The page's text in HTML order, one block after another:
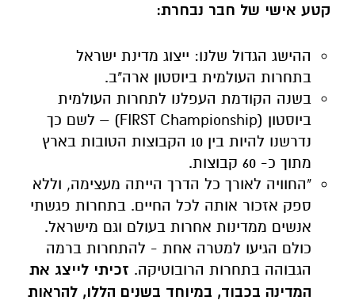
קטע אישי של חבר נבחרת:
ההישג הגדול שלנו: ייצוג מדינת ישראל
בתחרות העולמית ביוסטון ארה"ב.
בשנה הקודמת העפלנו לתחרות העולמית
ביוסטון (FIRST Championship) – לשם כך
נדרשנו להיות בין 10 הקבוצות הטובות בארץ
מתוך כ- 60 קבוצות.
"החוויה לאורך כל הדרך הייתה מעצימה, וללא
ספק אזכור אותה לכל החיים. בתחרות פגשתי
אנשים ממדינות אחרות בעולם וגם מישראל.
כולם הגיעו למטרה אחת - להתחרות ברמה
הגבוהה בתחרות הרובוטיקה. זכיתי לייצג את
המדינה בכבוד, במיוחד בשנים הללו, להראות